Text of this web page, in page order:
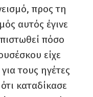
προς τη
αυτός έγινε
πόσο
είχε
τους ηγέτες
καταδίκασε